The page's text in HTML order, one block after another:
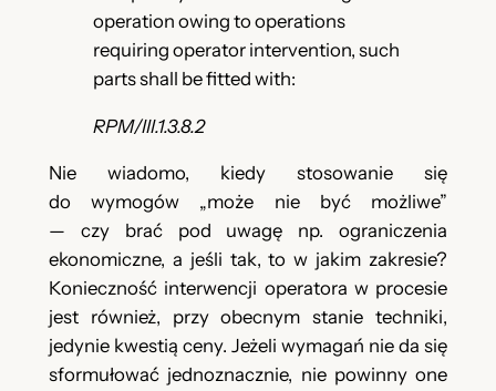
operation owing to operations
requiring operator intervention, such
parts shall be fitted with:
RPM/III.1.3.8.2
Nie wiadomo, kiedy stosowanie się
do wymogów „może nie być możliwe”
— czy brać pod uwagę np. ograniczenia
ekonomiczne, a jeśli tak, to w jakim zakresie?
Konieczność interwencji operatora w procesie
jest również, przy obecnym stanie techniki,
jedynie kwestią ceny. Jeżeli wymagań nie da się
sformułować jednoznacznie, nie powinny one